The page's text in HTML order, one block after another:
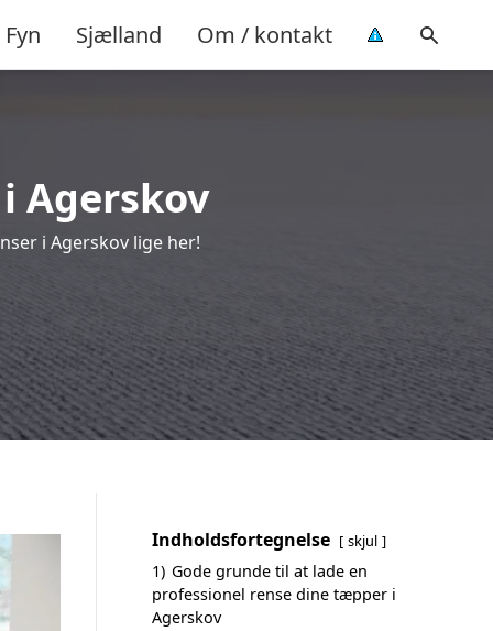
Fyn Sjælland Om / kontakt
Agerskov
i Agerskov lige her!
Indholdsfortegnelse skjul
1) Gode grunde til at lade en
professionel rense dine tæpper i
Agerskov